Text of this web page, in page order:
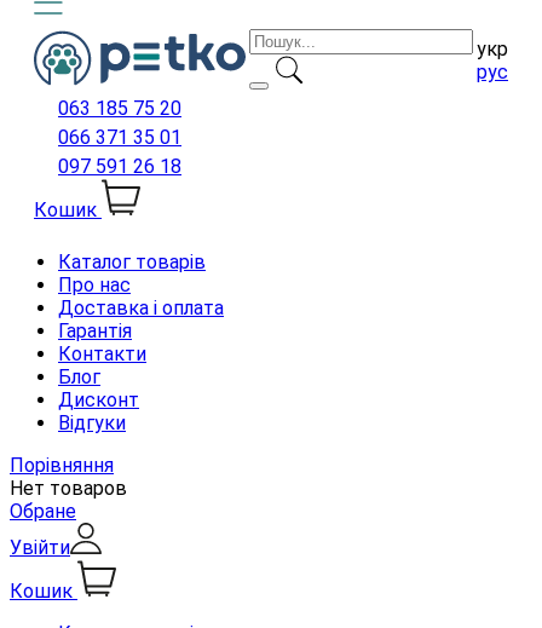
укр
рус
063 185 75 20
066 371 35 01
097 591 26 18
Кошик
Каталог товарів
Про нас
Доставка і оплата
Гарантія
Контакти
Блог
Дисконт
Відгуки
Порівняння
Нет товаров
Обране
Увійти
Кошик